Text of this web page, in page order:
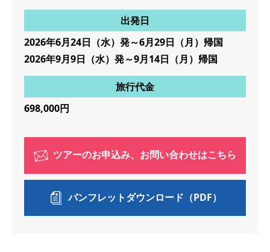
出発日
2026年6月24日（水）発～6月29日（月）帰国
2026年9月9日（水）発～9月14日（月）帰国
旅行代金
698,000円
ツアーのお申込み、お問い合わせはこちら
パンフレットダウンロード（PDF）